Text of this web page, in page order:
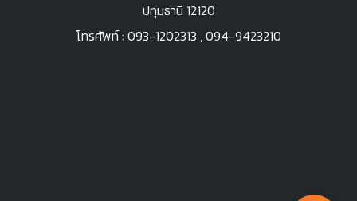
ปทุมธานี 12120
โทรศัพท์ : 093-1202313 ,094-9423210